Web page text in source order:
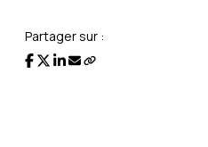
Partager sur :